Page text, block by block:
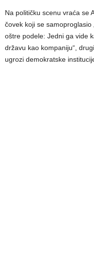
Na političku scenu vraća se
čovek koji se samoproglasio
oštre podele: Jedni ga vide
državu kao kompaniju“,
ugrozi demokratske